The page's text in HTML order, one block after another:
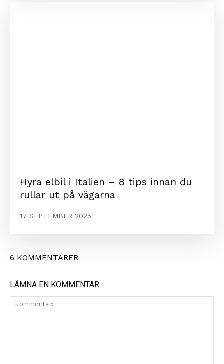
Hyra elbil i Italien – 8 tips innan du
rullar ut på vägarna
17 SEPTEMBER 2025
6 KOMMENTARER
LÄMNA EN KOMMENTAR